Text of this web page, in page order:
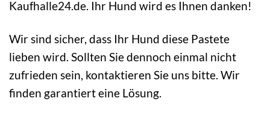
Kaufhalle24.de. Ihr Hund wird es Ihnen danken!
Wir sind sicher, dass Ihr Hund diese Pastete
lieben wird. Sollten Sie dennoch einmal nicht
zufrieden sein, kontaktieren Sie uns bitte. Wir
finden garantiert eine Lösung.